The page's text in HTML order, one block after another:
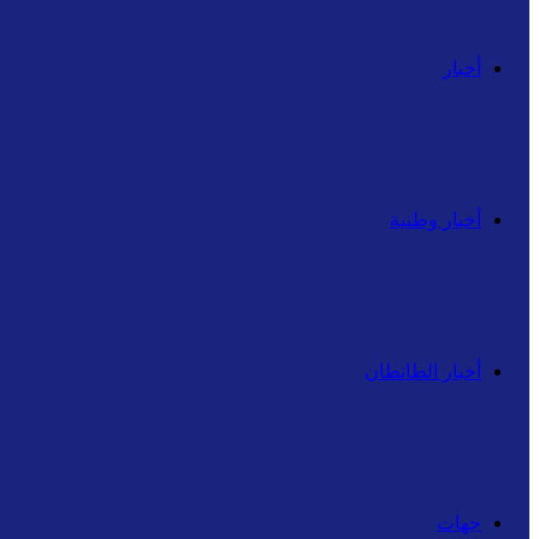
أخبار
أخبار وطنية
أخبار الطانطان
جهات